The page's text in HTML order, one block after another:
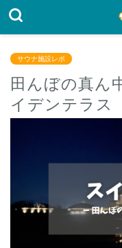
サウナ施設レポ
田んぼの真ん
イデンテラス